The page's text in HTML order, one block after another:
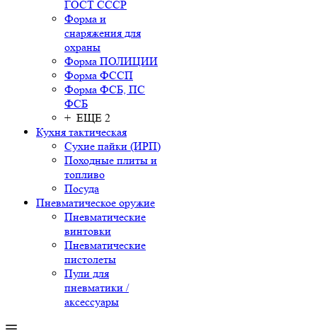
ГОСТ СССР
Форма и
снаряжения для
охраны
Форма ПОЛИЦИИ
Форма ФССП
Форма ФСБ, ПС
ФСБ
+ ЕЩЕ 2
Кухня тактическая
Сухие пайки (ИРП)
Походные плиты и
топливо
Посуда
Пневматическое оружие
Пневматические
винтовки
Пневматические
пистолеты
Пули для
пневматики /
аксессуары